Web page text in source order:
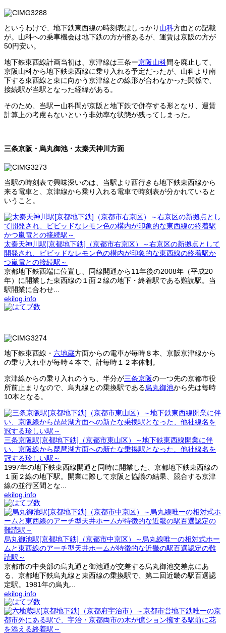
というわけで、地下鉄東西線の時刻表はしっかり 山科方面との記載
が。山科への乗車機会は地下鉄の方が倍あるが、運賃は京阪の方が
50円安い。
地下鉄東西線計画当初は、京津線は三条ー京阪山科間を廃止して、
京阪山科から地下鉄東西線に乗り入れる予定だったが、山科より南
下する東西線と東に向かう京津線との線形が合わなかった関係で、
接続駅が当駅となった経緯がある。
そのため、当駅ー山科間が京阪と地下鉄で併存する形となり、運賃
計算上の考慮もないという非効率な状態が残ってしまった。
三条京阪・烏丸御池・太秦天神川方面
当駅の時刻表で興味深いのは、当駅より西行きも地下鉄東西線から
来る電車と、京津線から乗り入れる電車で時刻表が分かれていると
いうこと。
太秦天神川駅[京都地下鉄]（京都市右京区）～右京区の新拠点として
開発され、ビビッドなレモン色の構内が印象的な東西線の終着駅か
つ嵐電との接続駅～
京都地下鉄西端に位置し、同線開通から11年後の2008年（平成20
年）に開業した東西線の１面２線の地下・終着駅である難読駅。当
駅開業に合わせ...
ekilog.info
地下鉄東西線・ 六地蔵方面からの電車が毎時８本、京阪京津線から
の乗り入れ車が毎時４本で、計毎時１２本体制。
京津線からの乗り入れのうち、半分が三条京阪の一つ先の京都市役
所前止まりなので、烏丸線との乗換駅である烏丸御池から先は毎時
10本となる。
三条京阪駅[京都地下鉄]（京都市東山区）～地下鉄東西線開業に伴
い、京阪線から琵琶湖方面への新たな乗換駅となった、他社線名を
冠する珍しい駅～
1997年の地下鉄東西線開通と同時に開業した、京都地下鉄東西線の
１面２線の地下駅。開業に際して京阪と協議の結果、競合する京津
線の並行区間とな...
ekilog.info
烏丸御池駅[京都地下鉄]（京都市中京区）～烏丸線唯一の相対式ホー
ムと東西線のアーチ型天井ホームが特徴的な近畿の駅百選認定の難
読駅～
京都市の中央部の烏丸通と御池通が交差する烏丸御池交差点にあ
る、京都地下鉄烏丸線と東西線の乗換駅で、第二回近畿の駅百選認
定駅。1981年の烏丸...
ekilog.info